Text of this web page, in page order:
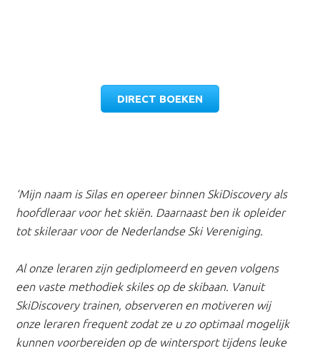
DIRECT BOEKEN
‘Mijn naam is Silas en opereer binnen SkiDiscovery als
hoofdleraar voor het skiën. Daarnaast ben ik opleider
tot skileraar voor de Nederlandse Ski Vereniging.
Al onze leraren zijn gediplomeerd en geven volgens
een vaste methodiek skiles op de skibaan. Vanuit
SkiDiscovery trainen, observeren en motiveren wij
onze leraren frequent zodat ze u zo optimaal mogelijk
kunnen voorbereiden op de wintersport tijdens leuke